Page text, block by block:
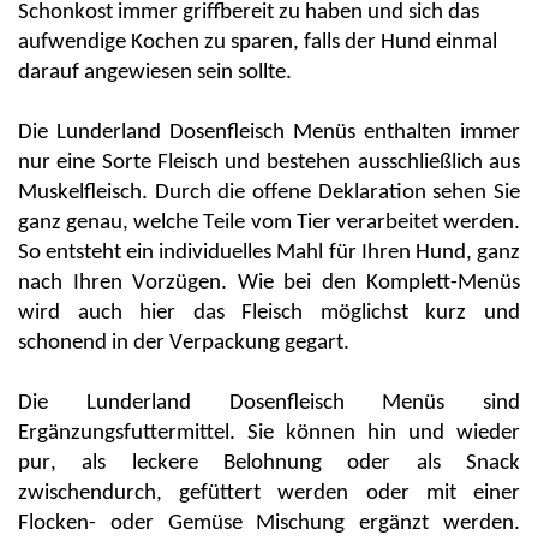
Schonkost immer griffbereit zu haben und sich das
aufwendige Kochen zu sparen, falls der Hund einmal
darauf angewiesen sein sollte.
Die Lunderland Dosenfleisch Menüs enthalten immer
nur eine Sorte Fleisch und bestehen ausschließlich aus
Muskelfleisch. Durchdie offene Deklaration sehen Sie
ganz genau, welche Teile vom Tier verarbeitet werden.
So entsteht ein individuelles Mahl für Ihren Hund, ganz
nach Ihren Vorzügen. Wie bei den Komplett-Menüs
wird auch hier das Fleisch möglichst kurz und
schonend in der Verpackung gegart.
Die Lunderland Dosenfleisch Menüs sind
Ergänzungsfuttermittel. Sie können hin und wieder
pur, als leckere Belohnung oder als Snack
zwischendurch, gefüttert werden oder mit einer
Flocken- oder Gemüse Mischung ergänzt werden.